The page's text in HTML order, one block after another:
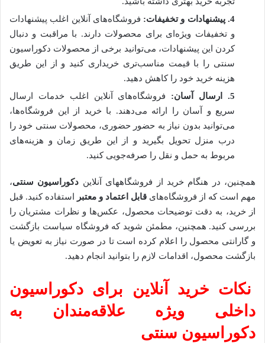
4
.پیشنهادات و تخفیفات: فروشگاه‌های آنلاین اغلب پیشنهادات
و تخفیفات ویژه‌ای برای محصولات دارند. با مراقبت و دنبال
کردن این پیشنهادات، می‌توانید برخی از محصولات دکوراسیون
سنتی را با قیمت مناسب‌تری خریداری کنید و از این طریق
هزینه خرید خود را کاهش دهید.
5
. ارسال آسان: فروشگاه‌های آنلاین اغلب خدمات ارسال
سریع و آسان را ارائه می‌دهند. با خرید از این فروشگاه‌ها،
می‌توانید بدون نیاز به حضور حضوری، محصولات سنتی خود را
درب منزل تحویل بگیرید و از این طریق زمان و هزینه‌های
مربوط به حمل و نقل را صرفه‌جویی کنید.
همچنین، در هنگام خرید از فروشگاههای آنلاین دکوراسیون سنتی،
مهم است که از فروشگاه‌های قابل اعتماد و معتبر
استفاده کنید. قبل
از خرید، به دقت توضیحات محصول، عکس‌ها و نظرات مشتریان را
بررسی کنید. همچنین، مطمئن شوید که فروشگاه سیاست بازگشت
و گارانتی محصول را اعلام کرده است تا در صورت نیاز به تعویض یا
بازگشت محصول، اقدامات لازم را بتوانید انجام دهید.
نکات خرید آنلاین برای دکوراسیون
داخلی ویژه علاقه‌مندان به
دکوراسیون سنتی